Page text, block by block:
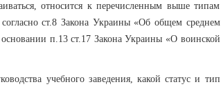
относится к перечисленным выше типам
ст.8 Закона Украины «Об общем среднем
п.13 ст.17 Закона Украины «О воинской
учебного заведения, какой статус и тип